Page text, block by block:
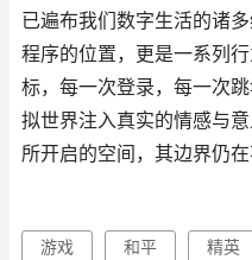
已遍布我们数字生活的诸
程序的位置，更是一系列
标，每一次登录，每一次
拟世界注入真实的情感与
所开启的空间，其边界仍在
游戏 和平 精英